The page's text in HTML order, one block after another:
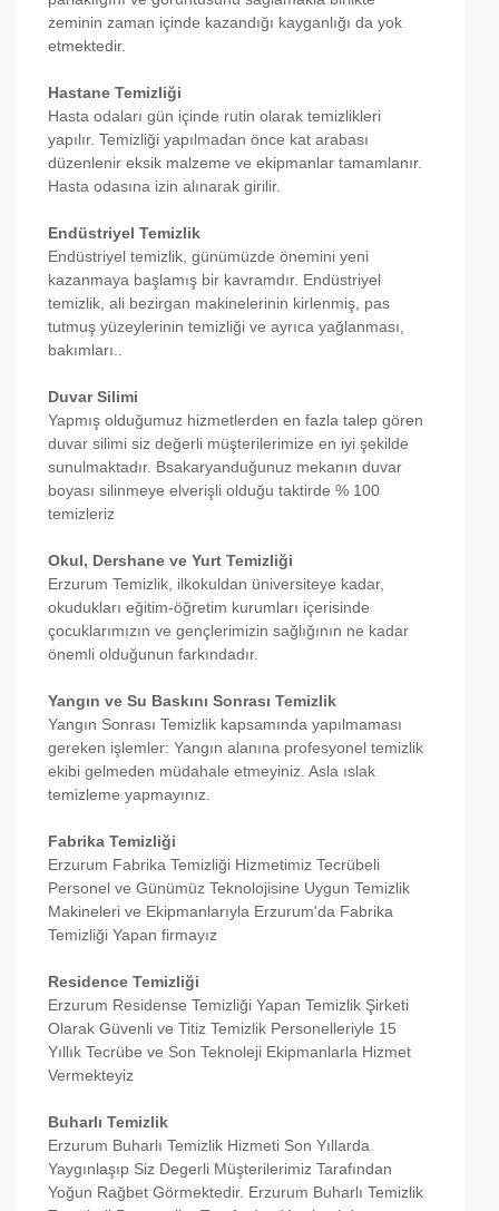
zeminin zaman içinde kazandığı kayganlığı da yok
etmektedir.
Hastane Temizliği
Hasta odaları gün içinde rutin olarak temizlikleri
yapılır. Temizliği yapılmadan önce kat arabası
düzenlenir eksik malzeme ve ekipmanlar tamamlanır.
Hasta odasına izin alınarak girilir.
Endüstriyel Temizlik
Endüstriyel temizlik, günümüzde önemini yeni
kazanmaya başlamış bir kavramdır. Endüstriyel
temizlik, ali bezirgan makinelerinin kirlenmiş, pas
tutmuş yüzeylerinin temizliği ve ayrıca yağlanması,
bakımları..
Duvar Silimi
Yapmış olduğumuz hizmetlerden en fazla talep gören
duvar silimi siz değerli müşterilerimize en iyi şekilde
sunulmaktadır. Bsakaryanduğunuz mekanın duvar
boyası silinmeye elverişli olduğu taktirde % 100
temizleriz
Okul, Dershane ve Yurt Temizliği
Erzurum Temizlik, ilkokuldan üniversiteye kadar,
okudukları eğitim-öğretim kurumları içerisinde
çocuklarımızın ve gençlerimizin sağlığının ne kadar
önemli olduğunun farkındadır.
Yangın ve Su Baskını Sonrası Temizlik
Yangın Sonrası Temizlik kapsamında yapılmaması
gereken işlemler: Yangın alanına profesyonel temizlik
ekibi gelmeden müdahale etmeyiniz. Asla ıslak
temizleme yapmayınız.
Fabrika Temizliği
Erzurum Fabrika Temizliği Hizmetimiz Tecrübeli
Personel ve Günümüz Teknolojisine Uygun Temizlik
Makineleri ve Ekipmanlarıyla Erzurum'da Fabrika
Temizliği Yapan firmayız
Residence Temizliği
Erzurum Residense Temizliği Yapan Temizlik Şirketi
Olarak Güvenli ve Titiz Temizlik Personelleriyle 15
Yıllık Tecrübe ve Son Teknoleji Ekipmanlarla Hizmet
Vermekteyiz
Buharlı Temizlik
Erzurum Buharlı Temizlik Hizmeti Son Yıllarda
Yaygınlaşıp Siz Degerli Müşterilerimiz Tarafından
Yoğun Rağbet Görmektedir. Erzurum Buharlı Temizlik